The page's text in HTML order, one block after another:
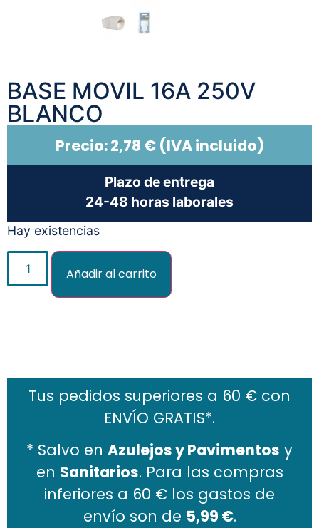
BASE MOVIL 16A 250V
BLANCO
Precio:2,78 €(IVA incluido)
Plazo de entrega
24-48 horas laborales
Hay existencias
Añadir al carrito
Tus pedidos superiores a 60 € con
ENVÍO GRATIS*.
* Salvo en Azulejos y Pavimentos y
en Sanitarios. Para las compras
inferiores a 60 € los gastos de
envío son de 5,99 €.